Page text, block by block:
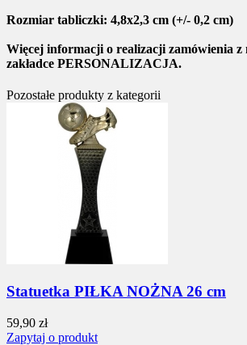
Rozmiar tabliczki: 4,8x2,3 cm (+/- 0,2 cm)
Więcej informacji o realizacji zamówienia
zakładce PERSONALIZACJA.
Pozostałe produkty z kategorii
Statuetka PIŁKA NOŻNA 26 cm
59,90 zł
Zapytaj o produkt